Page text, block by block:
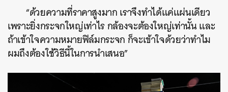
“ด้วยความที่ราคาสูงมาก เราจึงทำได้แค่แผ่นเดียว
เพราะยิ่งกระจกใหญ่เท่าไร กล้องจะต้องใหญ่เท่านั้น และ
ถ้าเข้าใจความหมายฟิล์มกระจก ก็จะเข้าใจด้วยว่าทำไม
ผมถึงต้องใช้วิธีนี้ในการนำเสนอ”